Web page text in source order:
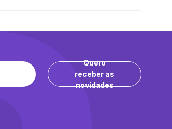
Quero
receber as
novidades